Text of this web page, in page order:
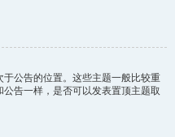
公告的位置。这些主题一般比较重
告一样，是否可以发表置顶主题取